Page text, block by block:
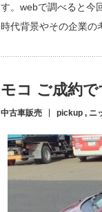
す。webで調べると今
時代背景やその企業の
モコ ご成約で
中古車販売 pickup , ニ